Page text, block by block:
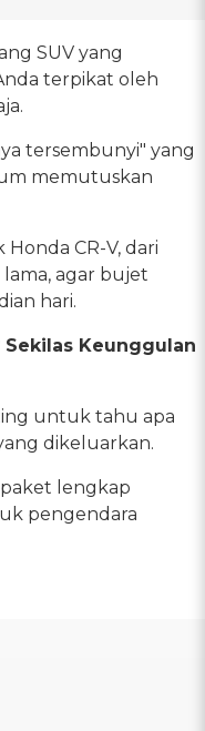
SUV yang
terpikat oleh
tersembunyi" yang
memutuskan
CR-V, dari
agar bujet
hari.
Sekilas Keunggulan
untuk tahu apa
dikeluarkan.
paket lengkap
pengendara